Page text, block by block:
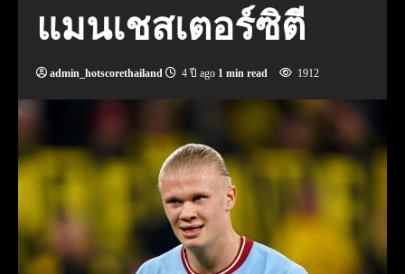
แมนเชสเตอร์ซิตี
admin_hotscorethailand 4 ปี ago 1 min read 1912